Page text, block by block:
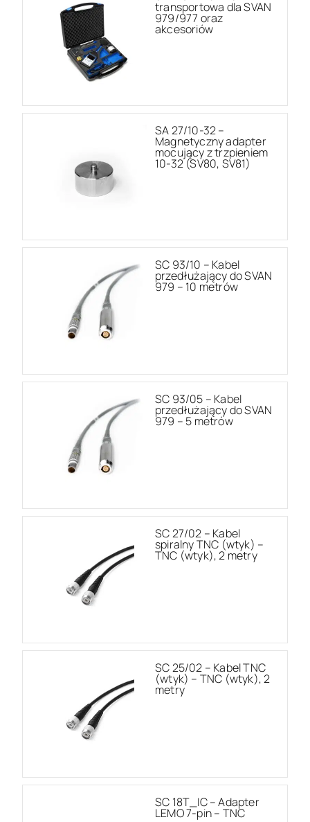
transportowa dla SVAN
979/977 oraz
akcesoriów
SA 27/10-32 –
Magnetyczny adapter
mocujący z trzpieniem
10-32 (SV80, SV81)
SC 93/10 – Kabel
przedłużający do SVAN
979 – 10 metrów
SC 93/05 – Kabel
przedłużający do SVAN
979 – 5 metrów
SC 27/02 – Kabel
spiralny TNC (wtyk) –
TNC (wtyk), 2 metry
SC 25/02 – Kabel TNC
(wtyk) – TNC (wtyk), 2
metry
SC 18T_IC – Adapter
LEMO 7-pin – TNC